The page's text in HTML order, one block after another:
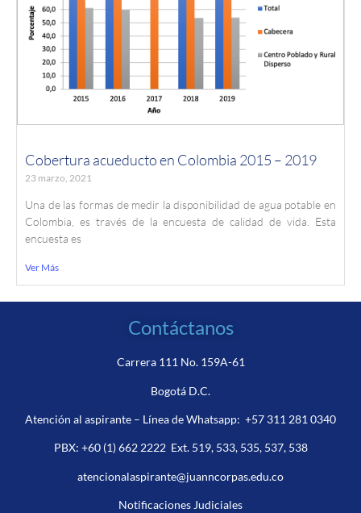
Cobertura acueducto en Colombia 2015 – 2019
23 marzo, 2021
Una de las formas de medir la disponibilidad de agua potable en
Colombia, es través de la encuesta de calidad de vida. Esta
encuesta es
Ver Más
Contáctanos
Carrera 111 No. 159A-61
Bogotá D.C.
Atención al aspirante – Línea de Whatsapp: +57 311 281 0340
PBX: +60 (1) 662 2222Ext. 519, 533, 535, 537, 538
atencionalaspirante@juanncorpas.edu.co
Notificaciones Judiciales